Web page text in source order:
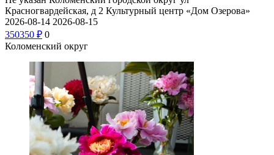
Красногвардейская, д 2 Культурный центр «Дом Озерова»
2026-08-14 2026-08-15
350350 ₽ 0
Коломенский округ